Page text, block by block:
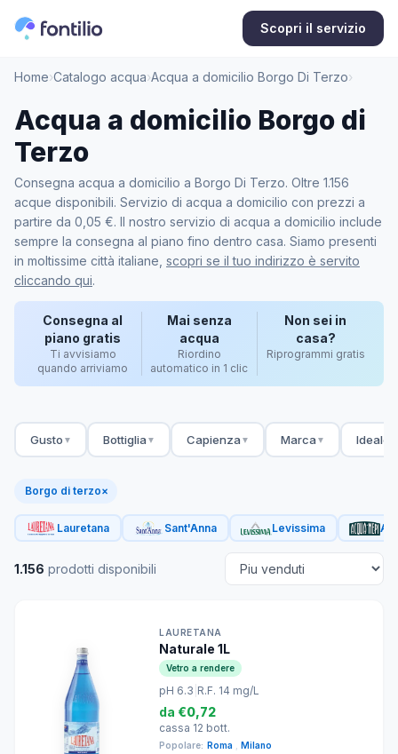
Scopri il servizio
Home›Catalogo acqua›Acqua a domicilio Borgo Di Terzo›
Acqua a domicilio Borgo di
Terzo
Consegna acqua a domicilio a Borgo Di Terzo. Oltre 1.156
acque disponibili. Servizio di acqua a domicilio con prezzi a
partire da 0,05 €. Il nostro servizio di acqua a domicilio include
sempre la consegna al piano fino dentro casa. Siamo presenti
in moltissime città italiane, scopri se il tuo indirizzo è servito
cliccando qui.
Consegna al
piano gratis
Ti avvisiamo
quando arriviamo
Mai senza
acqua
Riordino
automatico in 1 clic
Non sei in
casa?
Riprogrammi gratis
Gusto ▼ Bottiglia ▼ Capienza ▼ Marca ▼ Ideale
Borgo di terzo×
Lauretana Sant'Anna Levissima
1.156 prodotti disponibili
LAURETANA
Naturale 1L
Vetro a rendere
pH 6.3 R.F. 14 mg/L
da €0,72
cassa 12 bott.
Popolare: Roma Milano